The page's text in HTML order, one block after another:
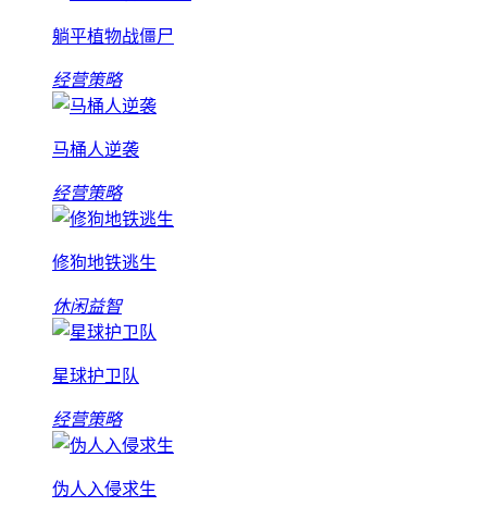
躺平植物战僵尸
经营策略
马桶人逆袭
经营策略
修狗地铁逃生
休闲益智
星球护卫队
经营策略
伪人入侵求生